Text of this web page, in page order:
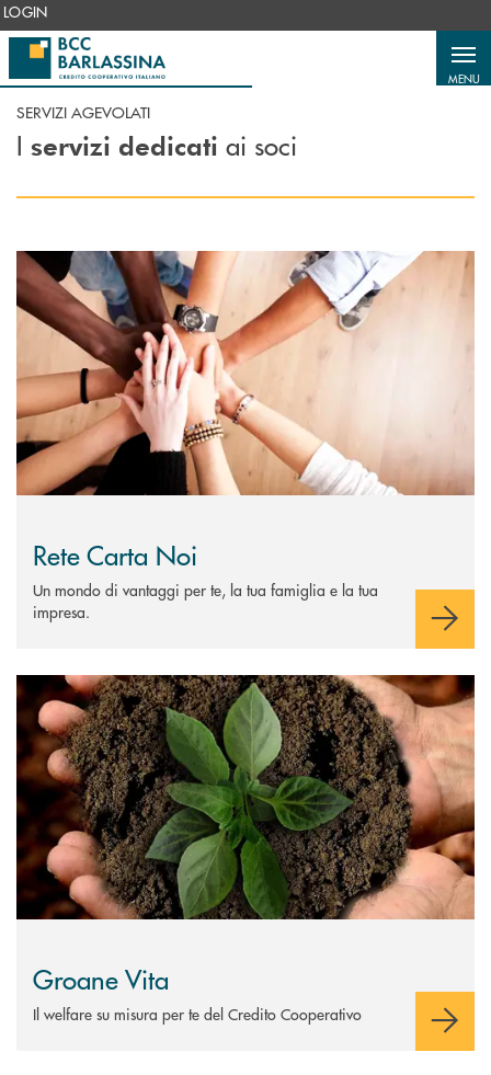
Salta al contenuto principale
LOGIN
MENU
SERVIZI AGEVOLATI
I servizi dedicati ai soci
Scopri di più Rete Carta Noi
Rete Carta Noi
Un mondo di vantaggi per te, la tua famiglia e la tua
impresa.
Scopri di più Groane Vita
Groane Vita
Il welfare su misura per te del Credito Cooperativo